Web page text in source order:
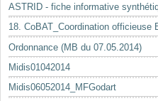
ASTRID - fiche informative
18. CoBAT_Coordination officieuse
Ordonnance (MB du 07.05.2014)
Midis01042014
Midis06052014_MFGodart